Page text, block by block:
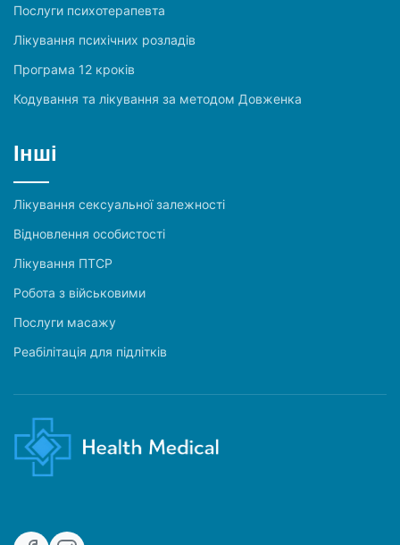
Послуги психотерапевта
Лікування психічних розладів
Програма 12 кроків
Кодування та лікування за методом Довженка
Інші
Лікування сексуальної залежності
Відновлення особистості
Лікування ПТСР
Робота з військовими
Послуги масажу
Реабілітація для підлітків